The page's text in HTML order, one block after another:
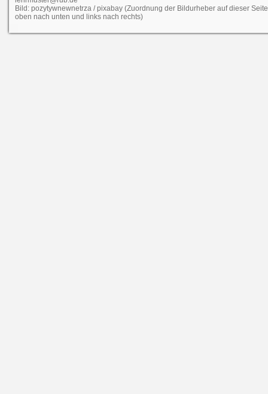
Bild: pozytywnewnetrza / pixabay (Zuordnung der Bildurheber auf dieser
oben nach unten und links nach rechts)